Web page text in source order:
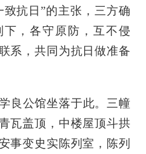
抗日”的主张，三方确
，各守原防，互不侵
系，共同为抗日做准备
公馆坐落于此。三幢
瓦盖顶，中楼屋顶斗拱
事变史实陈列室，陈列